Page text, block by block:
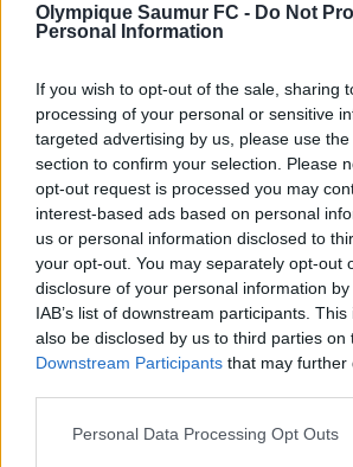
Olympique Saumur FC - Do Not
Personal Information
If you wish to opt-out of the sale, sharing
processing of your personal or sensitive
targeted advertising by us, please use
section to confirm your selection. Please
opt-out request is processed you may
interest-based ads based on personal
us or personal information disclosed to
your opt-out. You may separately opt-out
disclosure of your personal information
IAB’s list of downstream participants.
also be disclosed by us to third parties on
Downstream Participants that may further
Personal Data Processing Opt Outs
Quels sont tes objectifs pour
Se maintenir le plus rapidement
l’équipe et jouer le plus
performant pour moi
Un dernier mot?
Fierde porter ces couleurs,
de belles choses ensemble cette